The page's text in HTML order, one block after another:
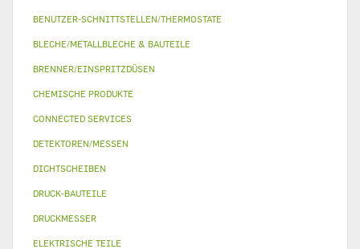
BENUTZER-SCHNITTSTELLEN/THERMOSTATE
BLECHE/METALLBLECHE & BAUTEILE
BRENNER/EINSPRITZDÜSEN
CHEMISCHE PRODUKTE
CONNECTED SERVICES
DETEKTOREN/MESSEN
DICHTSCHEIBEN
DRUCK-BAUTEILE
DRUCKMESSER
ELEKTRISCHE TEILE